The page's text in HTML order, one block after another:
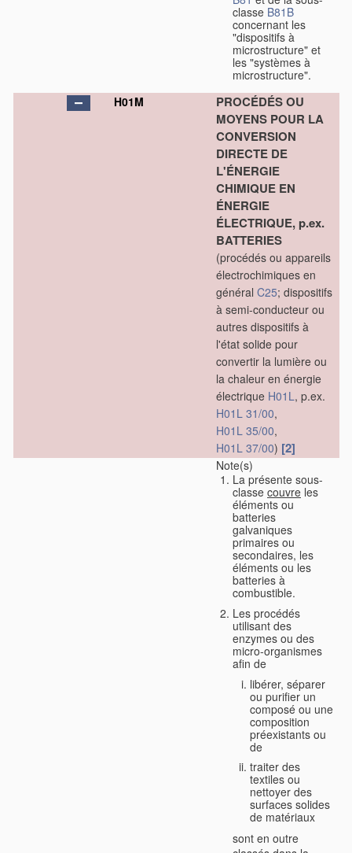
classe B81B
concernant les
"dispositifs à
microstructure" et
les "systèmes à
microstructure".
H01M
PROCÉDÉS OU
MOYENS POUR LA
CONVERSION
DIRECTE DE
L'ÉNERGIE
CHIMIQUE EN
ÉNERGIE
ÉLECTRIQUE, p.ex.
BATTERIES
(procédés ou appareils
électrochimiques en
général C25; dispositifs
à semi-conducteur ou
autres dispositifs à
l'état solide pour
convertir la lumière ou
la chaleur en énergie
électrique H01L, p.ex.
H01L 31/00,
H01L 35/00,
H01L 37/00) [2]
Note(s)
La présente sous-
classe couvre les
éléments ou
batteries
galvaniques
primaires ou
secondaires, les
éléments ou les
batteries à
combustible.
Les procédés
utilisant des
enzymes ou des
micro-organismes
afin de
libérer, séparer
ou purifier un
composé ou une
composition
préexistants ou
de
traiter des
textiles ou
nettoyer des
surfaces solides
de matériaux
sont en outre